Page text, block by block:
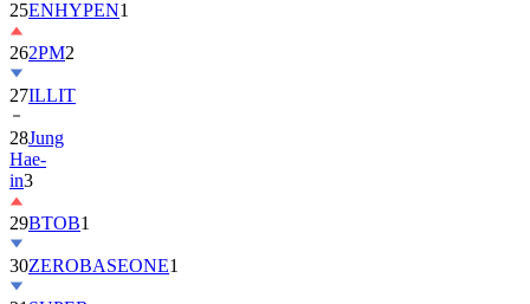
262PM2
27ILLIT
28Jung
Hae-
in3
29BTOB
30ZEROBASEONE
31SUPER
JUNIOR